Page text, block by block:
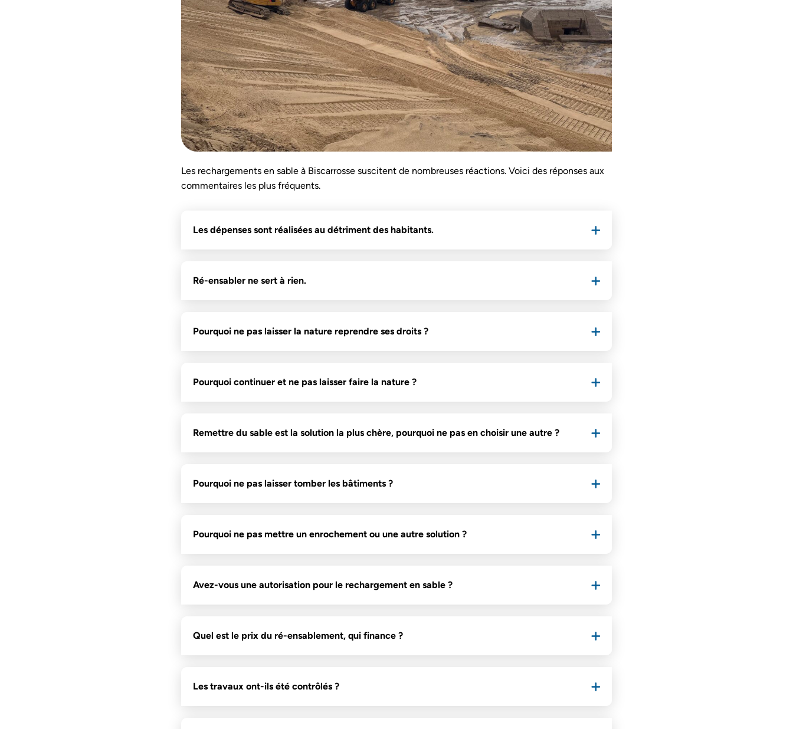
Les rechargements en sable à Biscarrosse suscitent de nombreuses réactions. Voici des réponses aux
commentaires les plus fréquents.
Les dépenses sont réalisées au détriment des habitants.
Ré-ensabler ne sert à rien.
Pourquoi ne pas laisser la nature reprendre ses droits ?
Pourquoi continuer et ne pas laisser faire la nature ?
Remettre du sable est la solution la plus chère, pourquoi ne pas en choisir une autre ?
Pourquoi ne pas laisser tomber les bâtiments ?
Pourquoi ne pas mettre un enrochement ou une autre solution ?
Avez-vous une autorisation pour le rechargement en sable ?
Quel est le prix du ré-ensablement, qui finance ?
Les travaux ont-ils été contrôlés ?